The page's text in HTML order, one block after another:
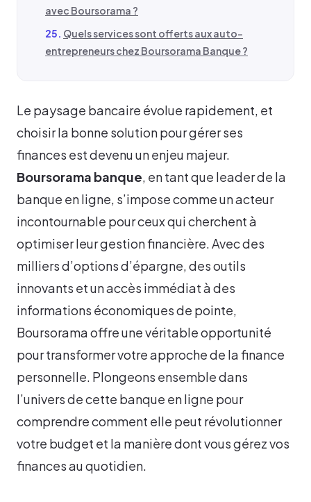
avec Boursorama ?
Quels services sont offerts aux auto-
entrepreneurs chez Boursorama Banque ?
Le paysage bancaire évolue rapidement, et
choisir la bonne solution pour gérer ses
finances est devenu un enjeu majeur.
Boursorama banque, en tant que leader de la
banque en ligne, s’impose comme un acteur
incontournable pour ceux qui cherchent à
optimiser leur gestion financière. Avec des
milliers d’options d’épargne, des outils
innovants et un accès immédiat à des
informations économiques de pointe,
Boursorama offre une véritable opportunité
pour transformer votre approche de la finance
personnelle. Plongeons ensemble dans
l’univers de cette banque en ligne pour
comprendre comment elle peut révolutionner
votre budget et la manière dont vous gérez vos
finances au quotidien.